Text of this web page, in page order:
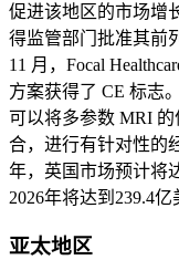
促进该地区的市场增
得监管部门批准其前
11 月，Focal
方案获得了 CE 标志
可以将多参数 MRI
合，进行有针对性的
年，英国市场预计将
2026年将达到239.4亿
亚太地区